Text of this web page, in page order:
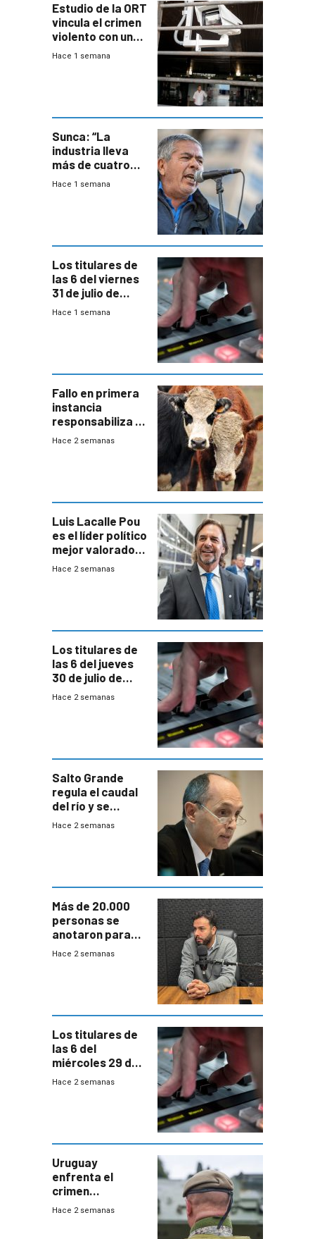
Estudio de la ORT
vincula el crimen
violento con una
menor creación
Hace 1 semana
Sunca: “La
industria lleva
más de cuatro
meses sin
Hace 1 semana
Los titulares de
las 6 del viernes
31 de julio de
2026
Hace 1 semana
Fallo en primera
instancia
responsabiliza al
Estado por falta
Hace 2 semanas
Luis Lacalle Pou
es el líder político
mejor valorado
del país, según
Hace 2 semanas
Los titulares de
las 6 del jueves
30 de julio de
2026
Hace 2 semanas
Salto Grande
regula el caudal
del río y se
prepara para un
Hace 2 semanas
Más de 20.000
personas se
anotaron para
las pruebas
Hace 2 semanas
Los titulares de
las 6 del
miércoles 29 de
julio de 2026
Hace 2 semanas
Uruguay
enfrenta el
crimen
organizado con
Hace 2 semanas